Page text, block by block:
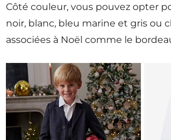
Côté couleur, vous pouvez opter
noir, blanc, bleu marine et gris ou
associées à Noël comme le